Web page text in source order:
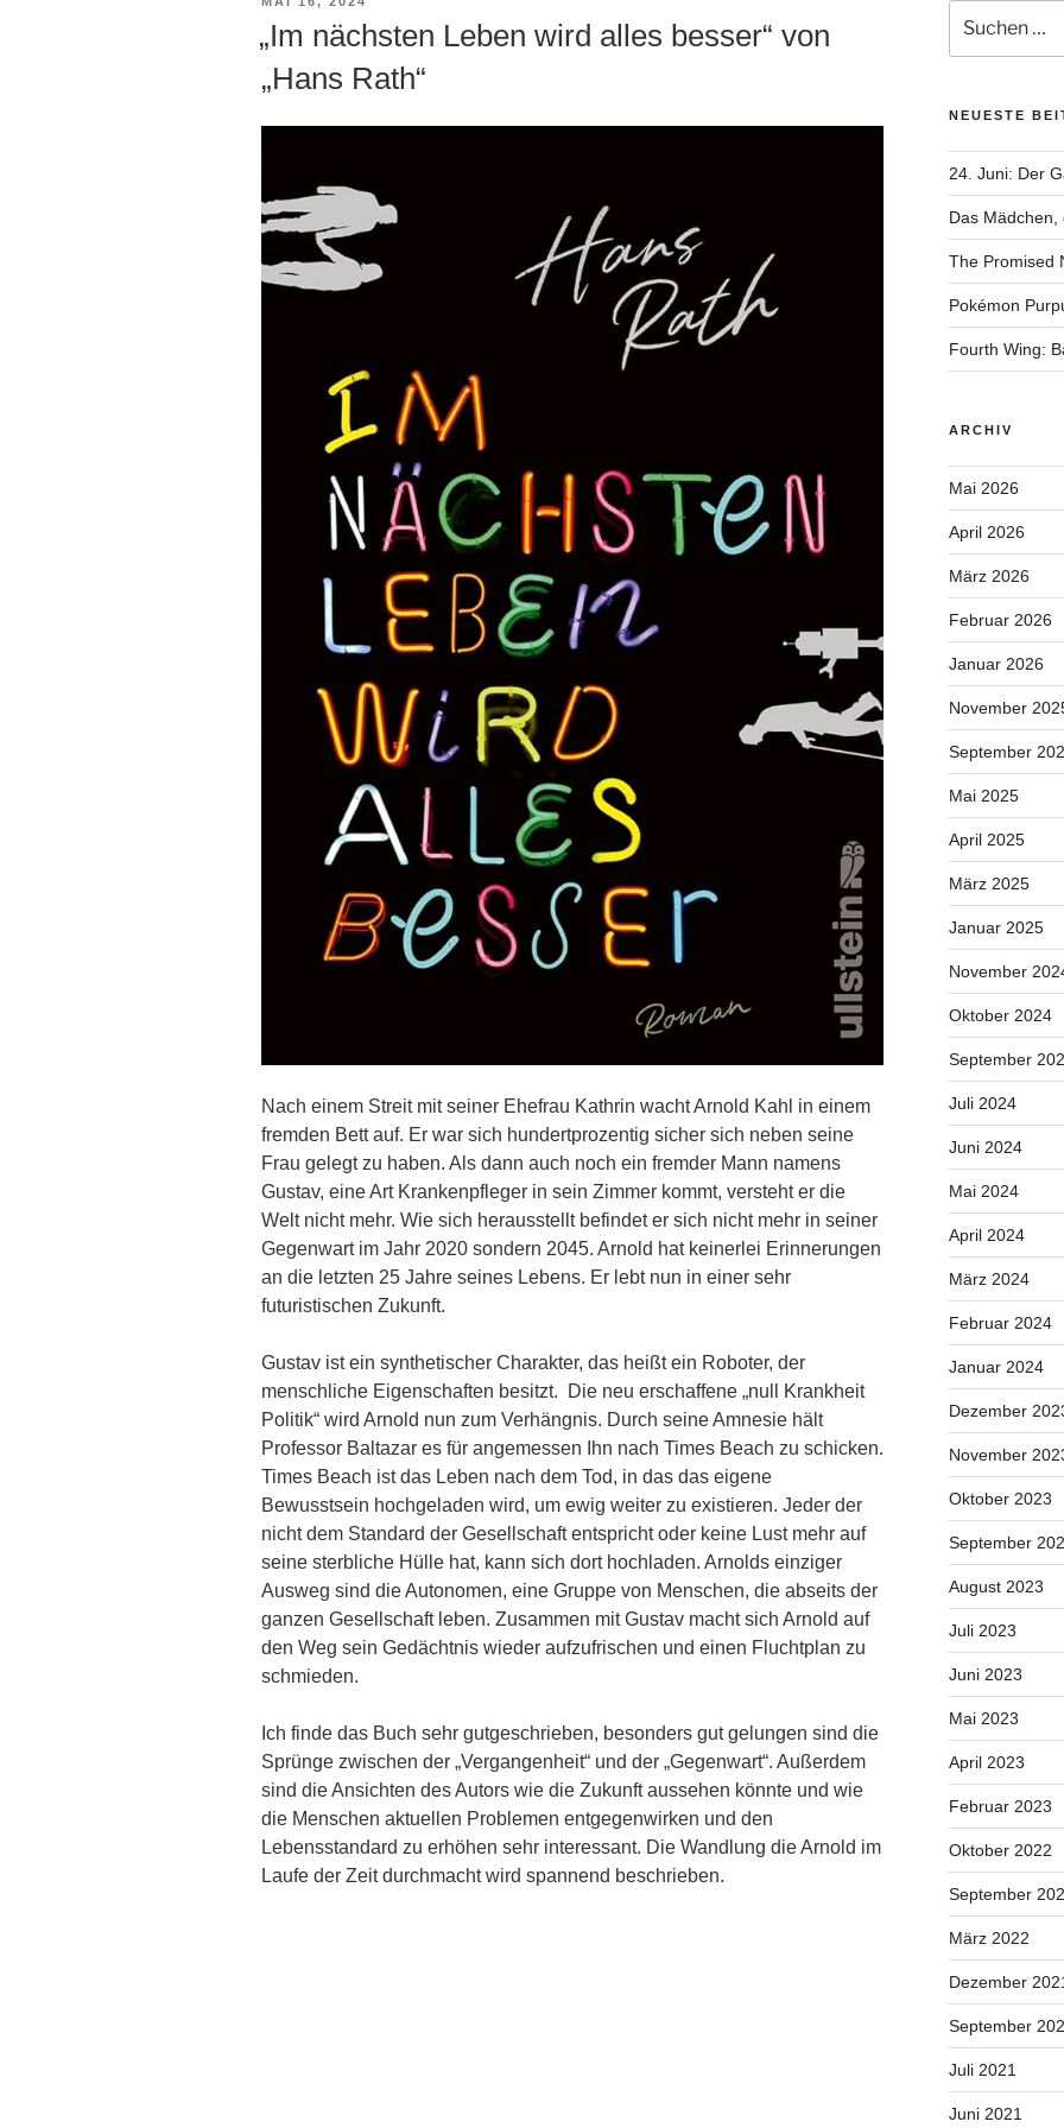
„Im nächsten Leben wird alles besser“ von
„Hans Rath“
Nach einem Streit mit seiner Ehefrau Kathrin wacht Arnold Kahl in einem
fremden Bett auf. Er war sich hundertprozentig sicher sich neben seine
Frau gelegt zu haben. Als dann auch noch ein fremder Mann namens
Gustav, eine Art Krankenpfleger in sein Zimmer kommt, versteht er die
Welt nicht mehr. Wie sich herausstellt befindet er sich nicht mehr in seiner
Gegenwart im Jahr 2020 sondern 2045. Arnold hat keinerlei Erinnerungen
an die letzten 25 Jahre seines Lebens. Er lebt nun in einer sehr
futuristischen Zukunft.
Gustav ist ein synthetischer Charakter, das heißt ein Roboter, der
menschliche Eigenschaften besitzt. Die neu erschaffene „null Krankheit
Politik“ wird Arnold nun zum Verhängnis. Durch seine Amnesie hält
Professor Baltazar es für angemessen Ihn nach Times Beach zu schicken.
Times Beach ist das Leben nach dem Tod, in das das eigene
Bewusstsein hochgeladen wird, um ewig weiter zu existieren. Jeder der
nicht dem Standard der Gesellschaft entspricht oder keine Lust mehr auf
seine sterbliche Hülle hat, kann sich dort hochladen. Arnolds einziger
Ausweg sind die Autonomen, eine Gruppe von Menschen, die abseits der
ganzen Gesellschaft leben. Zusammen mit Gustav macht sich Arnold auf
den Weg sein Gedächtnis wieder aufzufrischen und einen Fluchtplan zu
schmieden.
Ich finde das Buch sehr gutgeschrieben, besonders gut gelungen sind die
Sprünge zwischen der „Vergangenheit“ und der „Gegenwart“. Außerdem
sind die Ansichten des Autors wie die Zukunft aussehen könnte und wie
die Menschen aktuellen Problemen entgegenwirken und den
Lebensstandard zu erhöhen sehr interessant. Die Wandlung die Arnold im
Laufe der Zeit durchmacht wird spannend beschrieben.
nach:
NEUESTE
24. Juni: Der
Das
The Promised
Pokémon
Fourth Wing:
ARCHIV
Mai 2026
April 2026
März 2026
Februar 2026
Januar 2026
November
September
Mai 2025
April 2025
März 2025
Januar 2025
November
Oktober 2024
September
Juli 2024
Juni 2024
Mai 2024
April 2024
März 2024
Februar 2024
Januar 2024
Dezember
November
Oktober 2023
September
August 2023
Juli 2023
Juni 2023
Mai 2023
April 2023
Februar 2023
Oktober 2022
September
März 2022
Dezember
September
Juli 2021
Juni 2021